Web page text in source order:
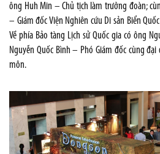
ông Huh Min – Chủ tịch làm trưởng đoàn;
– Giám đốc Viện Nghiên cứu Di sản Biển
Về phía Bảo tàng Lịch sử Quốc gia có ông
Nguyễn Quốc Bình – Phó Giám đốc cùng
môn.